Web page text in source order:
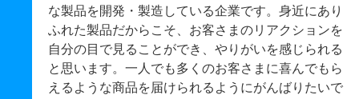
な製品を開発・製造している企業です。身近にあり
ふれた製品だからこそ、お客さまのリアクションを
自分の目で見ることができ、やりがいを感じられる
と思います。一人でも多くのお客さまに喜んでもら
えるような商品を届けられるようにがんばりたいで